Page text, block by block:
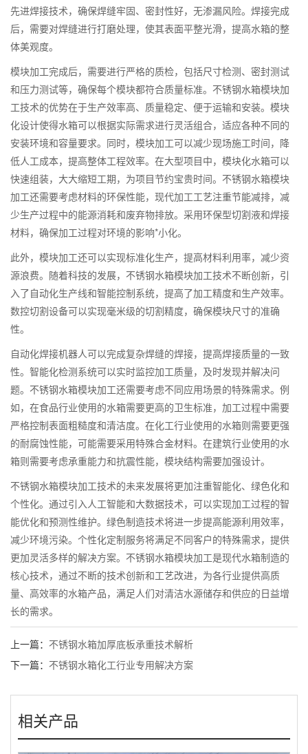
先进焊接技术，确保焊缝牢固、密封性好，无渗漏风险。焊接完成
后，需要对焊缝进行打磨处理，使其表面平整光滑，提高水箱的整
体美观度。
模块加工完成后，需要进行严格的质检，包括尺寸检测、密封测试
和压力测试等，确保每个模块都符合质量标准。不锈钢水箱模块加
工技术的优势在于生产效率高、质量稳定、便于运输和安装。模块
化设计使得水箱可以根据实际需求进行灵活组合，适应各种不同的
安装环境和容量要求。同时，模块加工可以减少现场施工时间，降
低人工成本，提高整体工程效率。在大型项目中，模块化水箱可以
快速组装，大大缩短工期，为项目节约宝贵时间。不锈钢水箱模块
加工还需要考虑材料的环保性能，现代加工工艺注重节能减排，减
少生产过程中的能源消耗和废弃物排放。采用环保型切割液和焊接
材料，确保加工过程对环境的影响*小化。
此外，模块加工还可以实现标准化生产，提高材料利用率，减少资
源浪费。随着科技的发展，不锈钢水箱模块加工技术不断创新，引
入了自动化生产线和智能控制系统，提高了加工精度和生产效率。
数控切割设备可以实现毫米级的切割精度，确保模块尺寸的准确
性。
自动化焊接机器人可以完成复杂焊缝的焊接，提高焊接质量的一致
性。智能化检测系统可以实时监控加工质量，及时发现并解决问
题。不锈钢水箱模块加工还需要考虑不同应用场景的特殊需求。例
如，在食品行业使用的水箱需要更高的卫生标准，加工过程中需要
严格控制表面粗糙度和清洁度。在化工行业使用的水箱则需要更强
的耐腐蚀性能，可能需要采用特殊合金材料。在建筑行业使用的水
箱则需要考虑承重能力和抗震性能，模块结构需要加强设计。
不锈钢水箱模块加工技术的未来发展将更加注重智能化、绿色化和
个性化。通过引入人工智能和大数据技术，可以实现加工过程的智
能优化和预测性维护。绿色制造技术将进一步提高能源利用效率，
减少环境污染。个性化定制服务将满足不同客户的特殊需求，提供
更加灵活多样的解决方案。不锈钢水箱模块加工是现代水箱制造的
核心技术，通过不断的技术创新和工艺改进，为各行业提供高质
量、高效率的水箱产品，满足人们对清洁水源储存和供应的日益增
长的需求。
上一篇： 不锈钢水箱加厚底板承重技术解析
下一篇： 不锈钢水箱化工行业专用解决方案
相关产品